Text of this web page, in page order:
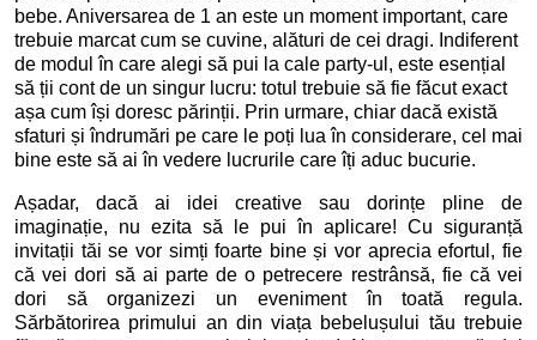
bebe. Aniversarea de 1 an este un moment important, care
trebuie marcat cum se cuvine, alături de cei dragi. Indiferent
de modul în care alegi să pui la cale party-ul, este esențial
să ții cont de un singur lucru: totul trebuie să fie făcut exact
așa cum își doresc părinții. Prin urmare, chiar dacă există
sfaturi și îndrumări pe care le poți lua în considerare, cel mai
bine este să ai în vedere lucrurile care îți aduc bucurie.
Așadar, dacă ai idei creative sau dorințe pline de
imaginație, nu ezita să le pui în aplicare! Cu siguranță
invitații tăi se vor simți foarte bine și vor aprecia efortul, fie
că vei dori să ai parte de o petrecere restrânsă, fie că vei
dori să organizezi un eveniment în toată regula.
Sărbătorirea primului an din viața bebelușului tău trebuie